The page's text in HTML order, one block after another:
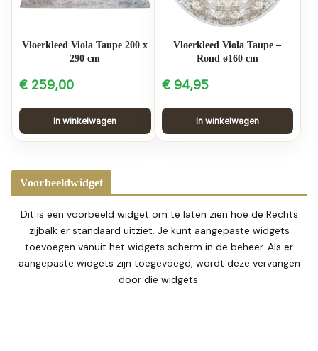
Vloerkleed Viola Taupe 200 x
290 cm
€ 259,00
In winkelwagen
Vloerkleed Viola Taupe –
Rond ø160 cm
€94,95
In winkelwagen
Voorbeeldwidget
Dit is een voorbeeld widget om te laten zien hoe de Rechts
zijbalk er standaard uitziet. Je kunt aangepaste widgets
toevoegen vanuit het widgets scherm in de beheer. Als er
aangepaste widgets zijn toegevoegd, wordt deze vervangen
door die widgets.